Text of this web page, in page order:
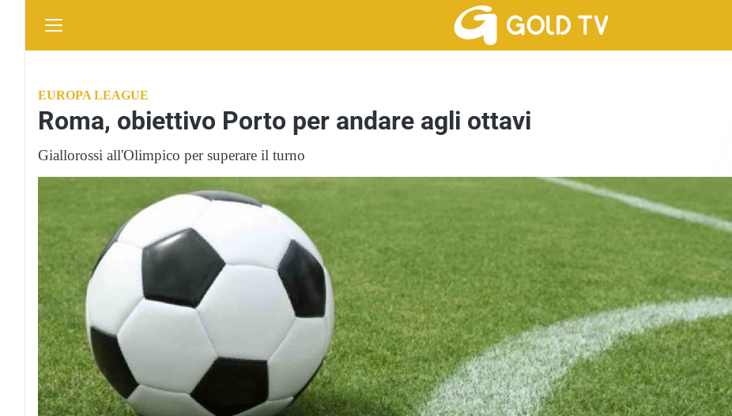
EUROPA LEAGUE
Roma, obiettivo Porto per andare agli ottavi
Giallorossi all'Olimpico per superare il turno